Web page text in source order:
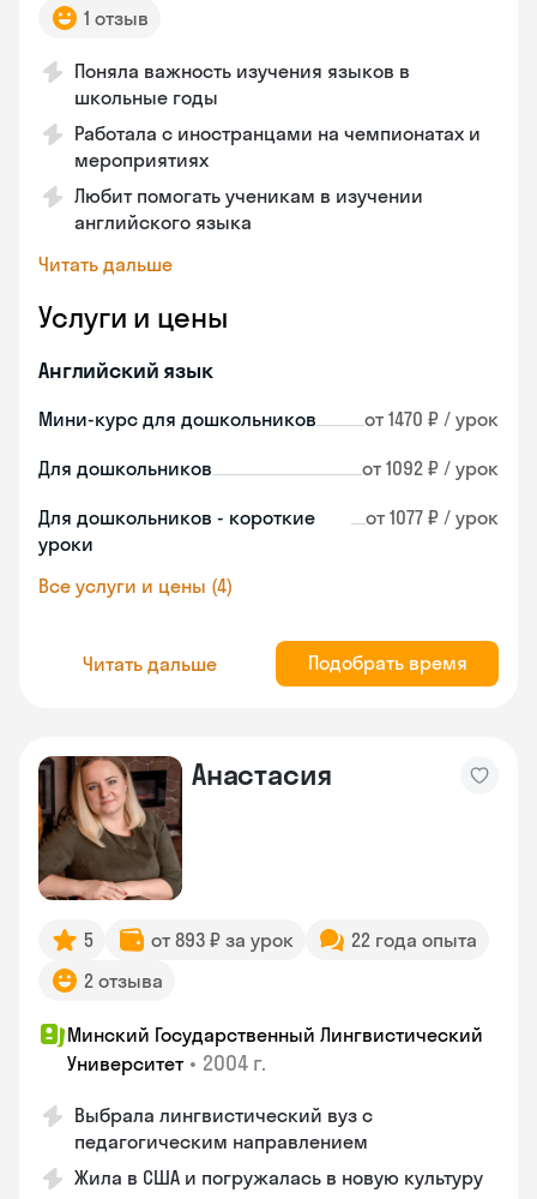
1 отзыв
Поняла важность изучения языков в
школьные годы
Работала с иностранцами на чемпионатах и
мероприятиях
Любит помогать ученикам в изучении
английского языка
Читать дальше
Услуги и цены
Английский язык
Мини-курс для дошкольников от 1470 ₽ / урок
Для дошкольников от 1092 ₽ / урок
Для дошкольников - короткие
уроки
от 1077 ₽ / урок
Все услуги и цены (4)
Читать дальше Подобрать время
Анастасия
5 от 893 ₽ за урок
22 года опыта
2 отзыва
Минский Государственный Лингвистический
Университет • 2004 г.
Выбрала лингвистический вуз с
педагогическим направлением
Жила в США и погружалась в новую культуру